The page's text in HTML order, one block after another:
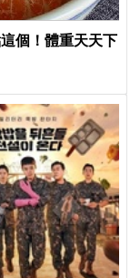
個！體重天天下